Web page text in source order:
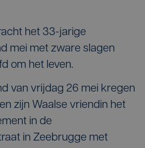
het 33-jarige
mei met zware slagen
om het leven.
van vrijdag 26 mei kregen
zijn Waalse vriendin het
in de
in Zeebrugge met